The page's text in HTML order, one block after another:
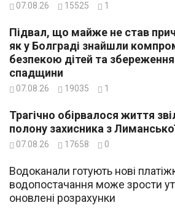
07.08.26 15525 1
Підвал, що майже не став
як у Болграді знайшли
безпекою дітей та
спадщини
07.08.26 19035 1
Трагічно обірвалося життя
полону захисника з
07.08.26 17658 0
Водоканали готують нові
водопостачання може зрости
оновлені розрахунки